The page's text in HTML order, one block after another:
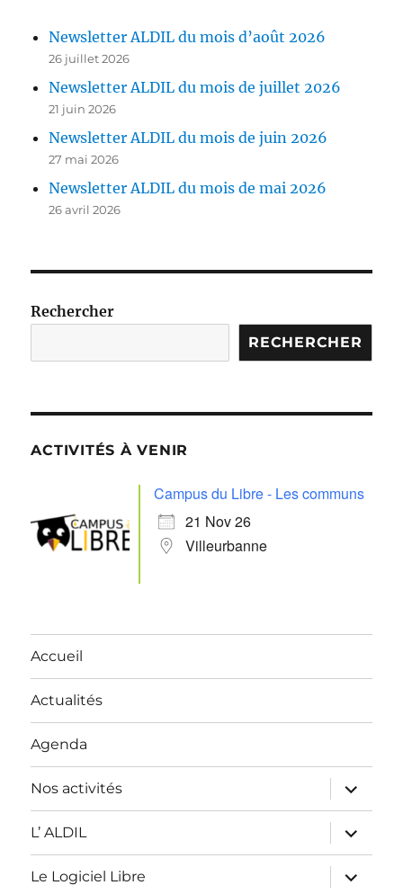
Newsletter ALDIL du mois d’août 2026
26 juillet 2026
Newsletter ALDIL du mois de juillet 2026
21 juin 2026
Newsletter ALDIL du mois de juin 2026
27 mai 2026
Newsletter ALDIL du mois de mai 2026
26 avril 2026
Rechercher
RECHERCHER
ACTIVITÉS À VENIR
Campus du Libre - Les communs
21 Nov 26
Villeurbanne
Accueil
Actualités
Agenda
Nos activités
ouvrir
le
sous-
menu
L’ ALDIL
ouvrir
le
sous-
menu
Le Logiciel Libre
ouvrir
le